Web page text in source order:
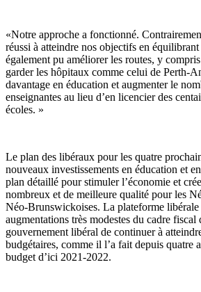
«Notre approche a fonctionné.
réussi à atteindre nos objectifs en
également pu améliorer les routes, y
garder les hôpitaux comme celui de Perth-
davantage en éducation et augmenter le
enseignantes au lieu d’en licencier des
écoles. »
Le plan des libéraux pour les quatre
nouveaux investissements en éducation et
plan détaillé pour stimuler l’économie et
nombreux et de meilleure qualité pour les
Néo-Brunswickoises. La plateforme libérale
augmentations très modestes du cadre
gouvernement libéral de continuer à
budgétaires, comme il l’a fait depuis quatre
budget d’ici 2021-2022.